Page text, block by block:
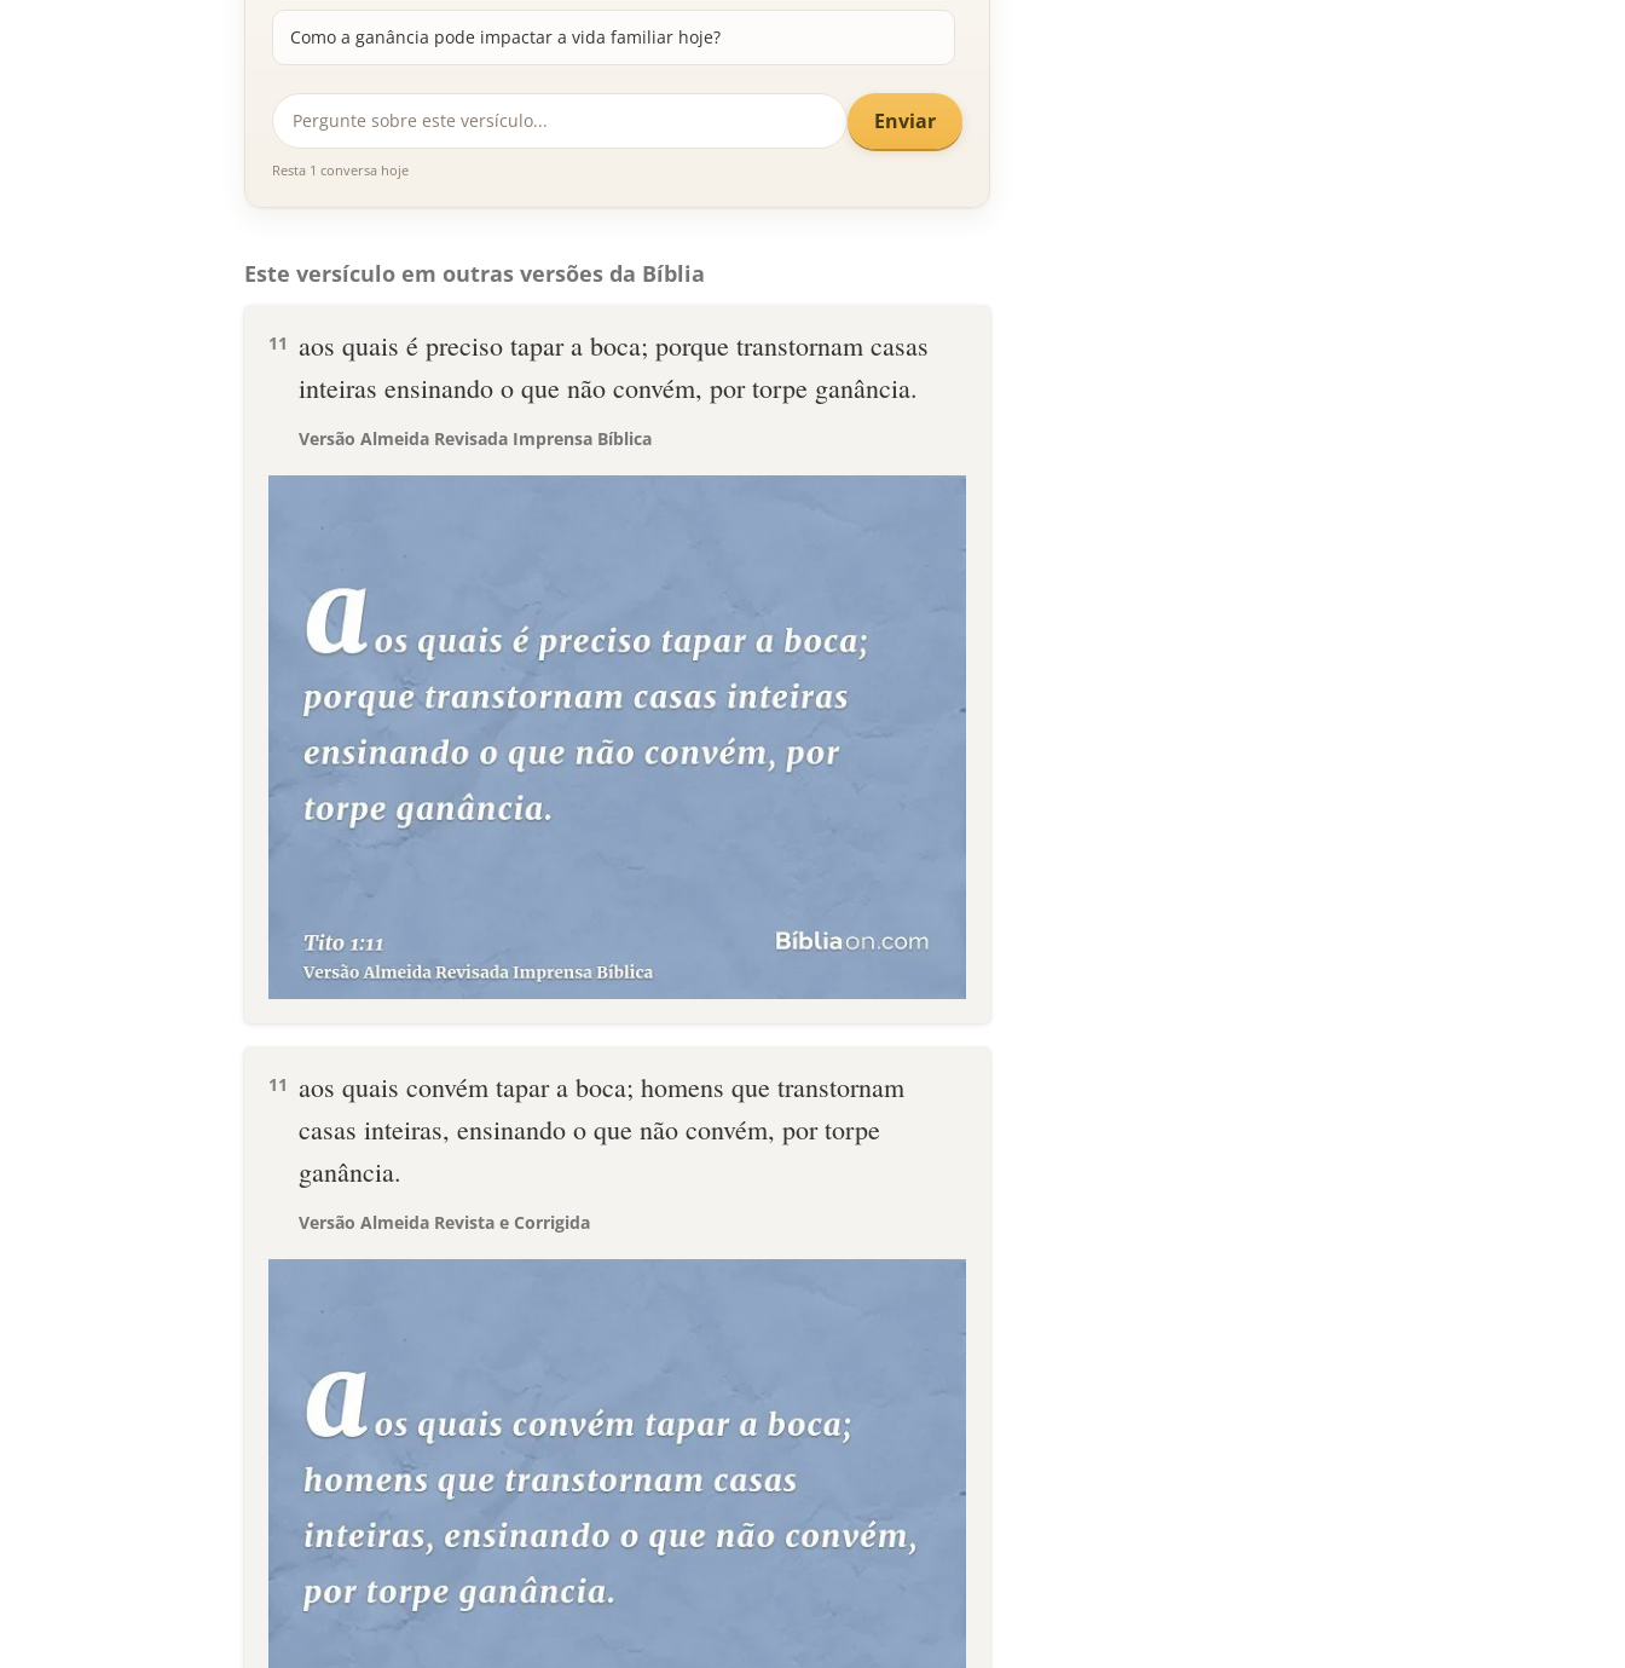
Como a ganância pode impactar a vida familiar hoje?
Enviar
Resta 1 conversa hoje
Este versículo em outras versões da Bíblia
11 aos quais é preciso tapar a boca; porque transtornam casas
inteiras ensinando o que não convém, por torpe ganância.
Versão Almeida Revisada Imprensa Bíblica
11 aos quais convém tapar a boca; homens que transtornam
casas inteiras, ensinando o que não convém, por torpe
ganância.
Versão Almeida Revista e Corrigida